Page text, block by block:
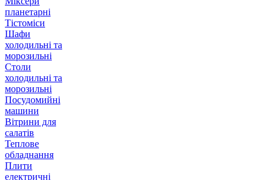
планетарні
Тістоміси
Шафи
холодильні та
морозильні
Столи
холодильні та
морозильні
Посудомийні
машини
Вітрини для
салатів
Теплове
обладнання
Плити
електричні